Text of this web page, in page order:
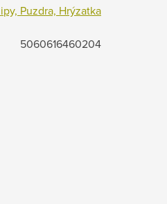
Puzdra, Hrýzatka
5060616460204